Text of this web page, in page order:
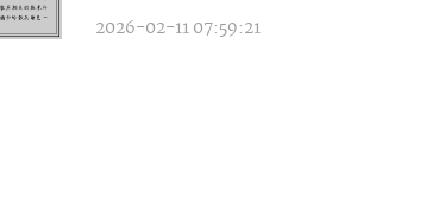
2026-02-11 07:59:21